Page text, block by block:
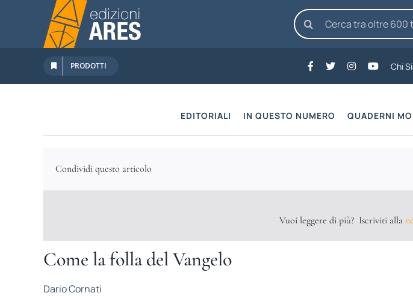
contenuto
Cerca
per:
PRODOTTI Chi
EDITORIALI IN QUESTO NUMERO QUADERNI
Condividi questo articolo
Vuoi leggere di più? Iscriviti alla
Come la folla del Vangelo
Dario Cornati